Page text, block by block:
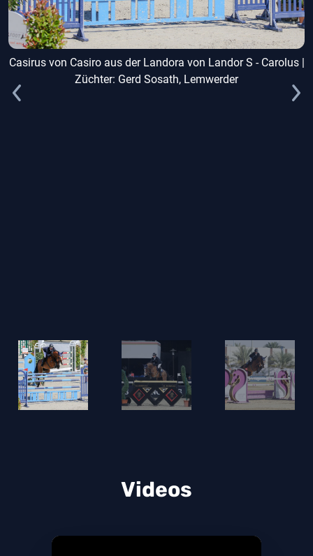
S von Rubinstein, Mortimer von More Magic xx,
Carlo von Chronist sowie Quidam's As von
Quidam's Rubin und Conners von Corlando (s.o.).
Casirus von Casiro aus der Landora von Landor S - Carolus |
Züchter: Gerd Sosath, Lemwerder
Videos